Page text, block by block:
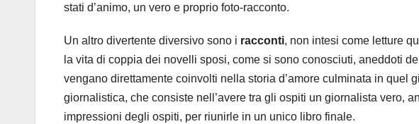
stati d’animo, un vero e proprio foto-racconto.
Un altro divertente diversivo sono i racconti, non intesi come letture
la vita di coppia dei novelli sposi, come si sono conosciuti, aneddoti
vengano direttamente coinvolti nella storia d’amore culminata in quel
giornalistica, che consiste nell’avere tra gli ospiti un giornalista vero,
impressioni degli ospiti, per riunirle in un unico libro finale.